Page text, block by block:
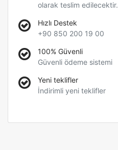
olarak teslim edilecektir.
Hızlı Destek
+90 850 200 19 00
100% Güvenli
Güvenli ödeme sistemi
Yeni teklifler
İndirimli yeni teklifler